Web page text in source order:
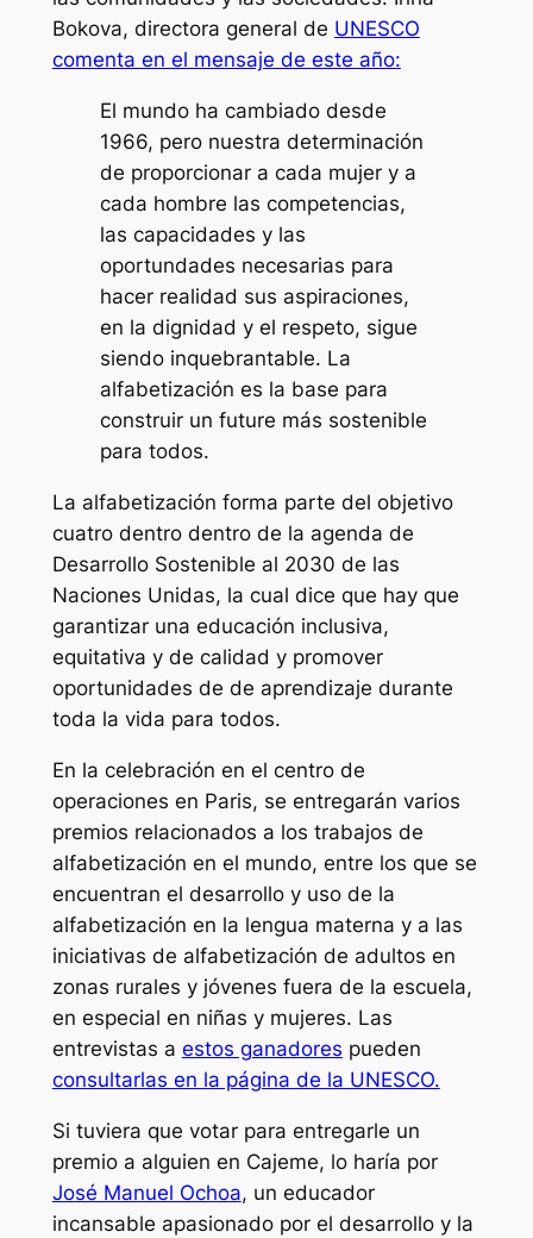
Bokova, directora general de UNESCO
comenta en el mensaje de este año:
El mundo ha cambiado desde
1966, pero nuestra determinación
de proporcionar a cada mujer y a
cada hombre las competencias,
las capacidades y las
oportundades necesarias para
hacer realidad sus aspiraciones,
en la dignidad y el respeto, sigue
siendo inquebrantable. La
alfabetización es la base para
construir un future más sostenible
para todos.
La alfabetización forma parte del objetivo
cuatro dentro dentro de la agenda de
Desarrollo Sostenible al 2030 de las
Naciones Unidas, la cual dice que hay que
garantizar una educación inclusiva,
equitativa y de calidad y promover
oportunidades de de aprendizaje durante
toda la vida para todos.
En la celebración en el centro de
operaciones en Paris, se entregarán varios
premios relacionados a los trabajos de
alfabetización en el mundo, entre los que se
encuentran el desarrollo y uso de la
alfabetización en la lengua materna y a las
iniciativas de alfabetización de adultos en
zonas rurales y jóvenes fuera de la escuela,
en especial en niñas y mujeres. Las
entrevistas a estos ganadores pueden
consultarlas en la página de la UNESCO.
Si tuviera que votar para entregarle un
premio a alguien en Cajeme, lo haría por
José Manuel Ochoa, un educador
incansable apasionado por el desarrollo y la